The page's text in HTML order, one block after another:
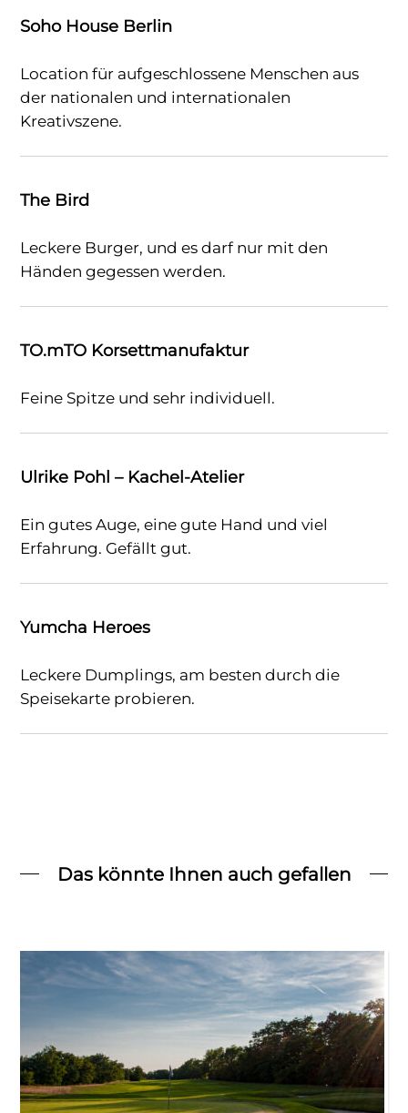
Soho House Berlin
Location für aufgeschlossene Menschen aus
der nationalen und internationalen
Kreativszene.
The Bird
Leckere Burger, und es darf nur mit den
Händen gegessen werden.
TO.mTO Korsettmanufaktur
Feine Spitze und sehr individuell.
Ulrike Pohl – Kachel-Atelier
Ein gutes Auge, eine gute Hand und viel
Erfahrung. Gefällt gut.
Yumcha Heroes
Leckere Dumplings, am besten durch die
Speisekarte probieren.
Das könnte Ihnen auch gefallen